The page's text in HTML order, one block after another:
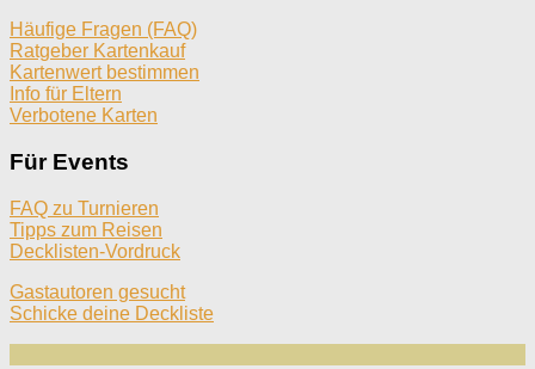
Häufige Fragen (FAQ)
Ratgeber Kartenkauf
Kartenwert bestimmen
Info für Eltern
Verbotene Karten
Für Events
FAQ zu Turnieren
Tipps zum Reisen
Decklisten-Vordruck
Gastautoren gesucht
Schicke deine Deckliste